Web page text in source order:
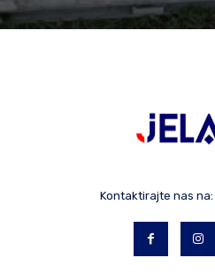
Kontaktirajte nas na: